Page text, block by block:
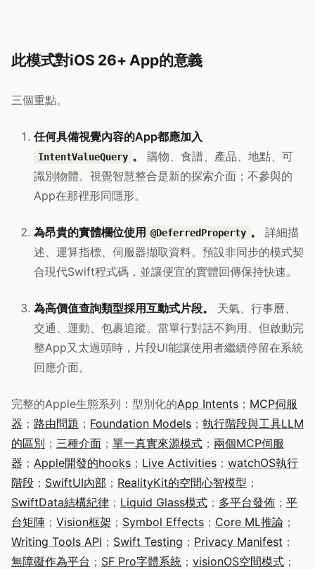
此模式對iOS 26+ App的意義
三個重點。
任何具備視覺內容的App都應加入
IntentValueQuery 。
購物、食譜、產品、地點、可
識別物體。視覺智慧整合是新的探索介面；不參與的
App在那裡形同隱形。
為昂貴的實體欄位使用 @DeferredProperty 。
詳細描
述、運算指標、伺服器擷取資料。預設非同步的模式契
合現代Swift程式碼，並讓便宜的實體回傳保持快速。
為高價值查詢類型採用互動式片段。
天氣、行事曆、
交通、運動、包裹追蹤。當單行對話不夠用、但啟動完
整App又太過頭時，片段UI能讓使用者繼續停留在系統
回應介面。
完整的Apple生態系列：型別化的App Intents ； MCP伺服
器 ； 路由問題 ； Foundation Models ； 執行階段與工具LLM
的區別 ； 三種介面 ； 單一真實來源模式 ； 兩個MCP伺服
器 ； Apple開發的hooks ； Live Activities ； watchOS執行
階段 ； SwiftUI內部 ； RealityKit的空間心智模型 ；
SwiftData結構紀律 ； Liquid Glass模式 ； 多平台發佈 ； 平
台矩陣 ； Vision框架 ； Symbol Effects ； Core ML推論 ；
Writing Tools API ； Swift Testing ； Privacy Manifest ；
無障礙作為平台 ； SF Pro字體系統 ； visionOS空間模式 ；